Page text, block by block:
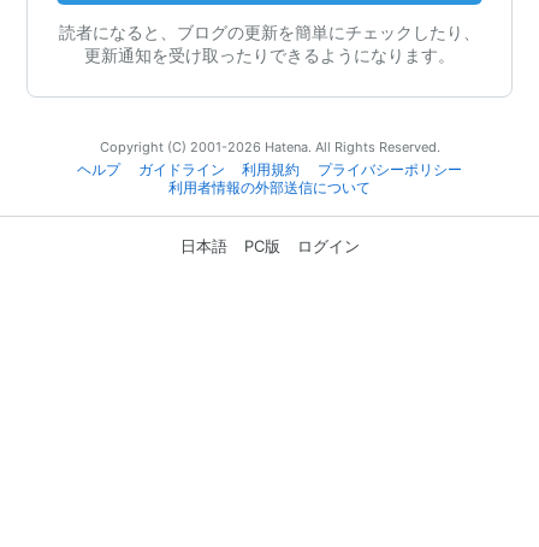
読者になると、ブログの更新を簡単にチェックしたり、
更新通知を受け取ったりできるようになります。
Copyright (C) 2001-2026 Hatena. All Rights Reserved.
ヘルプ
ガイドライン 利用規約
プライバシーポリシー
利用者情報の外部送信について
日本語 PC版 ログイン